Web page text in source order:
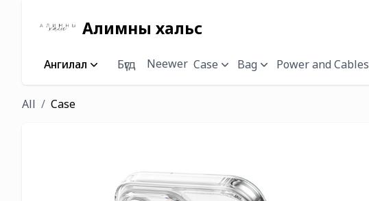
Алимны хальс
Ангилал Бүгд Neewer Case Bag Power and Cables
All Case